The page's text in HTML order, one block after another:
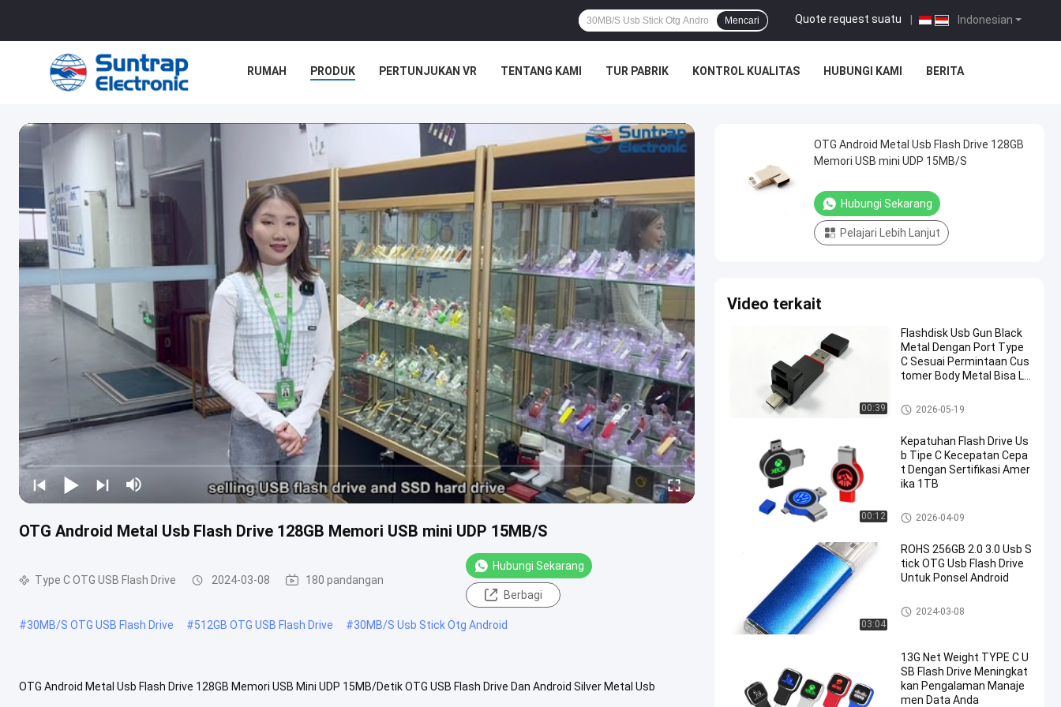
Indonesian
Quote request suatu
Mencari
RUMAH PRODUK PERTUNJUKAN VR TENTANG KAMI TUR PABRIK KONTROL KUALITAS HUBUNGI KAMI BERITA
OTG Android Metal Usb Flash Drive 128GB Memori USB mini UDP 15MB/S
Type C OTG USB Flash Drive 2024-03-08 180 pandangan
Hubungi Sekarang
Berbagi
#30MB/S OTG USB Flash Drive #512GB OTG USB Flash Drive #30MB/S Usb Stick Otg Android
OTG Android Metal Usb Flash Drive 128GB Memori USB Mini UDP 15MB/Detik OTG USB Flash Drive Dan Android Silver Metal Usb
OTG Android Metal Usb Flash Drive 128GB
Memori USB mini UDP 15MB/S
Hubungi Sekarang
Pelajari Lebih Lanjut
Video terkait
00:39
Flashdisk Usb Gun Black
Metal Dengan Port Type
C Sesuai Permintaan Cus
tomer Body Metal Bisa Lo
Type C OTG USB Flash Drive
2026-05-19
00:12
Kepatuhan Flash Drive Us
b Tipe C Kecepatan Cepa
t Dengan Sertifikasi Amer
ika 1TB
Type C OTG USB Flash Drive
2026-04-09
03:04
ROHS 256GB 2.0 3.0 Usb S
tick OTG Usb Flash Drive
Untuk Ponsel Android
Type C OTG USB Flash Drive
2024-03-08
13G Net Weight TYPE C U
SB Flash Drive Meningkat
kan Pengalaman Manaje
men Data Anda